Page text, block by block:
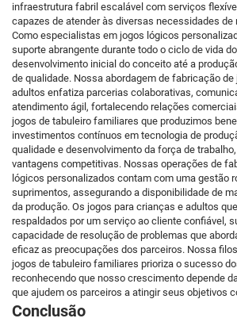
infraestrutura fabril escalável com serviços
capazes de atender às diversas necessidades
Como especialistas em jogos lógicos
suporte abrangente durante todo o ciclo de vida
desenvolvimento inicial do conceito até a
de qualidade. Nossa abordagem de fabricação
adultos enfatiza parcerias colaborativas,
atendimento ágil, fortalecendo relações
jogos de tabuleiro familiares que produzimos
investimentos contínuos em tecnologia de
qualidade e desenvolvimento da força de
vantagens competitivas. Nossas operações de
lógicos personalizados contam com uma gestão
suprimentos, assegurando a disponibilidade de
da produção. Os jogos para crianças e adultos
respaldados por um serviço ao cliente confiável,
capacidade de resolução de problemas que
eficaz as preocupações dos parceiros. Nossa
jogos de tabuleiro familiares prioriza o sucesso
reconhecendo que nosso crescimento depende
que ajudem os parceiros a atingir seus objetivos
Conclusão